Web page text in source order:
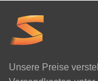
Unsere Preise